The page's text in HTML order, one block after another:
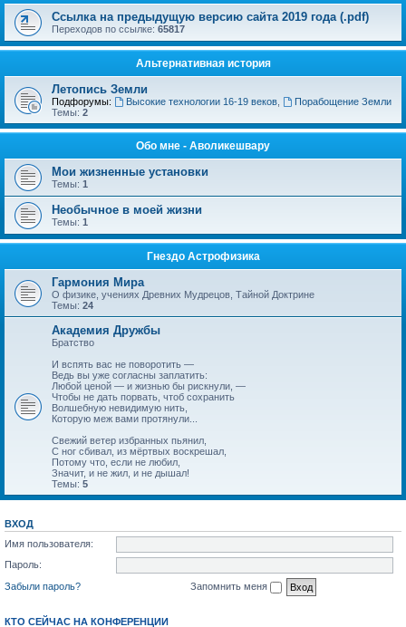
Ссылка на предыдущую версию сайта 2019 года (.pdf)
Переходов по ссылке: 65817
Альтернативная история
Летопись Земли
Подфорумы: Высокие технологии 16-19 веков,
Порабощение Земли
Темы: 2
Обо мне - Аволикешвару
Мои жизненные установки
Темы: 1
Необычное в моей жизни
Темы: 1
Гнездо Астрофизика
Гармония Мира
О физике, учениях Древних Мудрецов, Тайной Доктрине
Темы: 24
Академия Дружбы
Братство
И вспять вас не поворотить —
Ведь вы уже согласны заплатить:
Любой ценой — и жизнью бы рискнули, —
Чтобы не дать порвать, чтоб сохранить
Волшебную невидимую нить,
Которую меж вами протянули...
Свежий ветер избранных пьянил,
С ног сбивал, из мёртвых воскрешал,
Потому что, если не любил,
Значит, и не жил, и не дышал!
Темы: 5
ВХОД
Имя пользователя:
Пароль:
Забыли пароль?
Запомнить меня
КТО СЕЙЧАС НА КОНФЕРЕНЦИИ